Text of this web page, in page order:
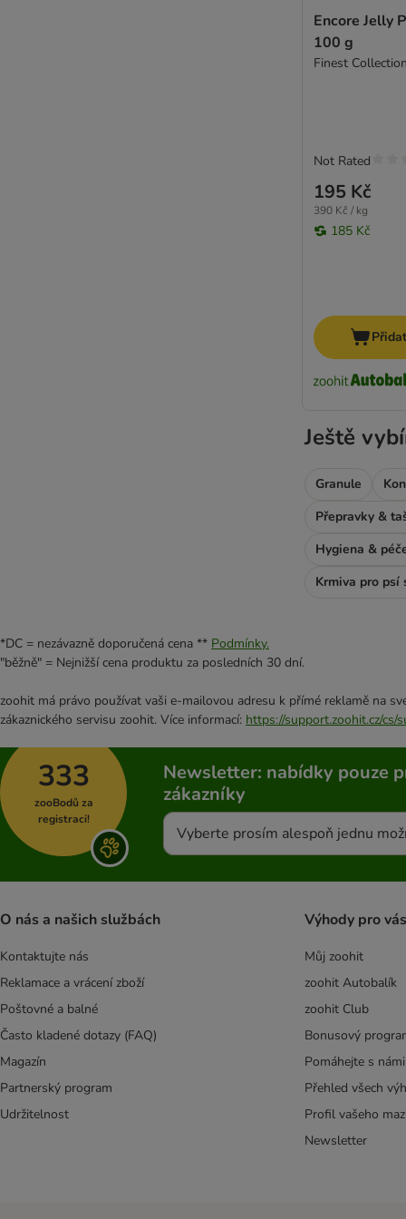
Encore Jelly
100 g
Finest
195 Kč
390 Kč / kg
185 Kč
Not Rated
Ještě
Granule
Přepravky &
Hygiena &
Krmiva pro psí
*DC = nezávazně doporučená cena ** Podmínky.
"běžně" = Nejnižší cena produktu za posledních 30 dní.
zoohit má právo používat vaši e-mailovou adresu k přímé reklamě na
zákaznického servisu zoohit. Více informací: https://support.zoohit.cz/cs/
333
zooBodů za
registraci!
Newsletter: nabídky pouze
zákazníky
Vyberte prosím alespoň jednu
O nás a našich službách
Kontaktujte nás
Reklamace a vrácení zboží
Poštovné a balné
Často kladené dotazy (FAQ)
Magazín
Partnerský program
Udržitelnost
Výhody pro vás
Můj zoohit
zoohit Autobalík
zoohit Club
Bonusový
Pomáhejte s
Přehled všech
Profil vašeho
Newsletter